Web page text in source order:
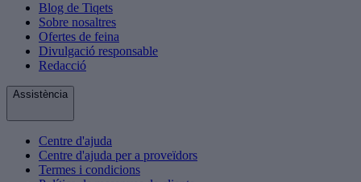
Blog de Tiqets
Sobre nosaltres
Ofertes de feina
Divulgació responsable
Redacció
Assistència
Centre d'ajuda
Centre d'ajuda per a proveïdors
Termes i condicions